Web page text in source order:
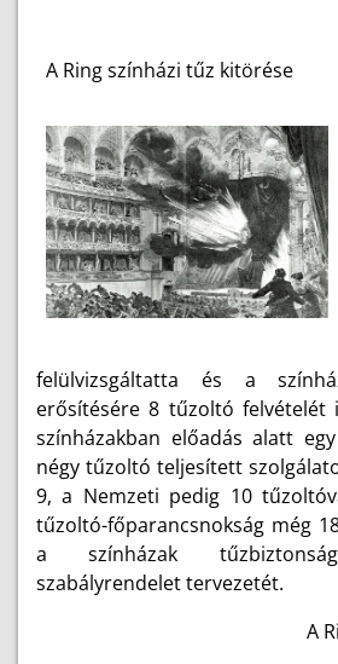
A Ring színházi tűz kitörése
felülvizsgáltatta és a
erősítésére 8 tűzoltó felvételét
színházakban előadás alatt
négy tűzoltó teljesített
9, a Nemzeti pedig 10
tűzoltó-főparancsnokság még
a színházak
szabályrendelet tervezetét.
A